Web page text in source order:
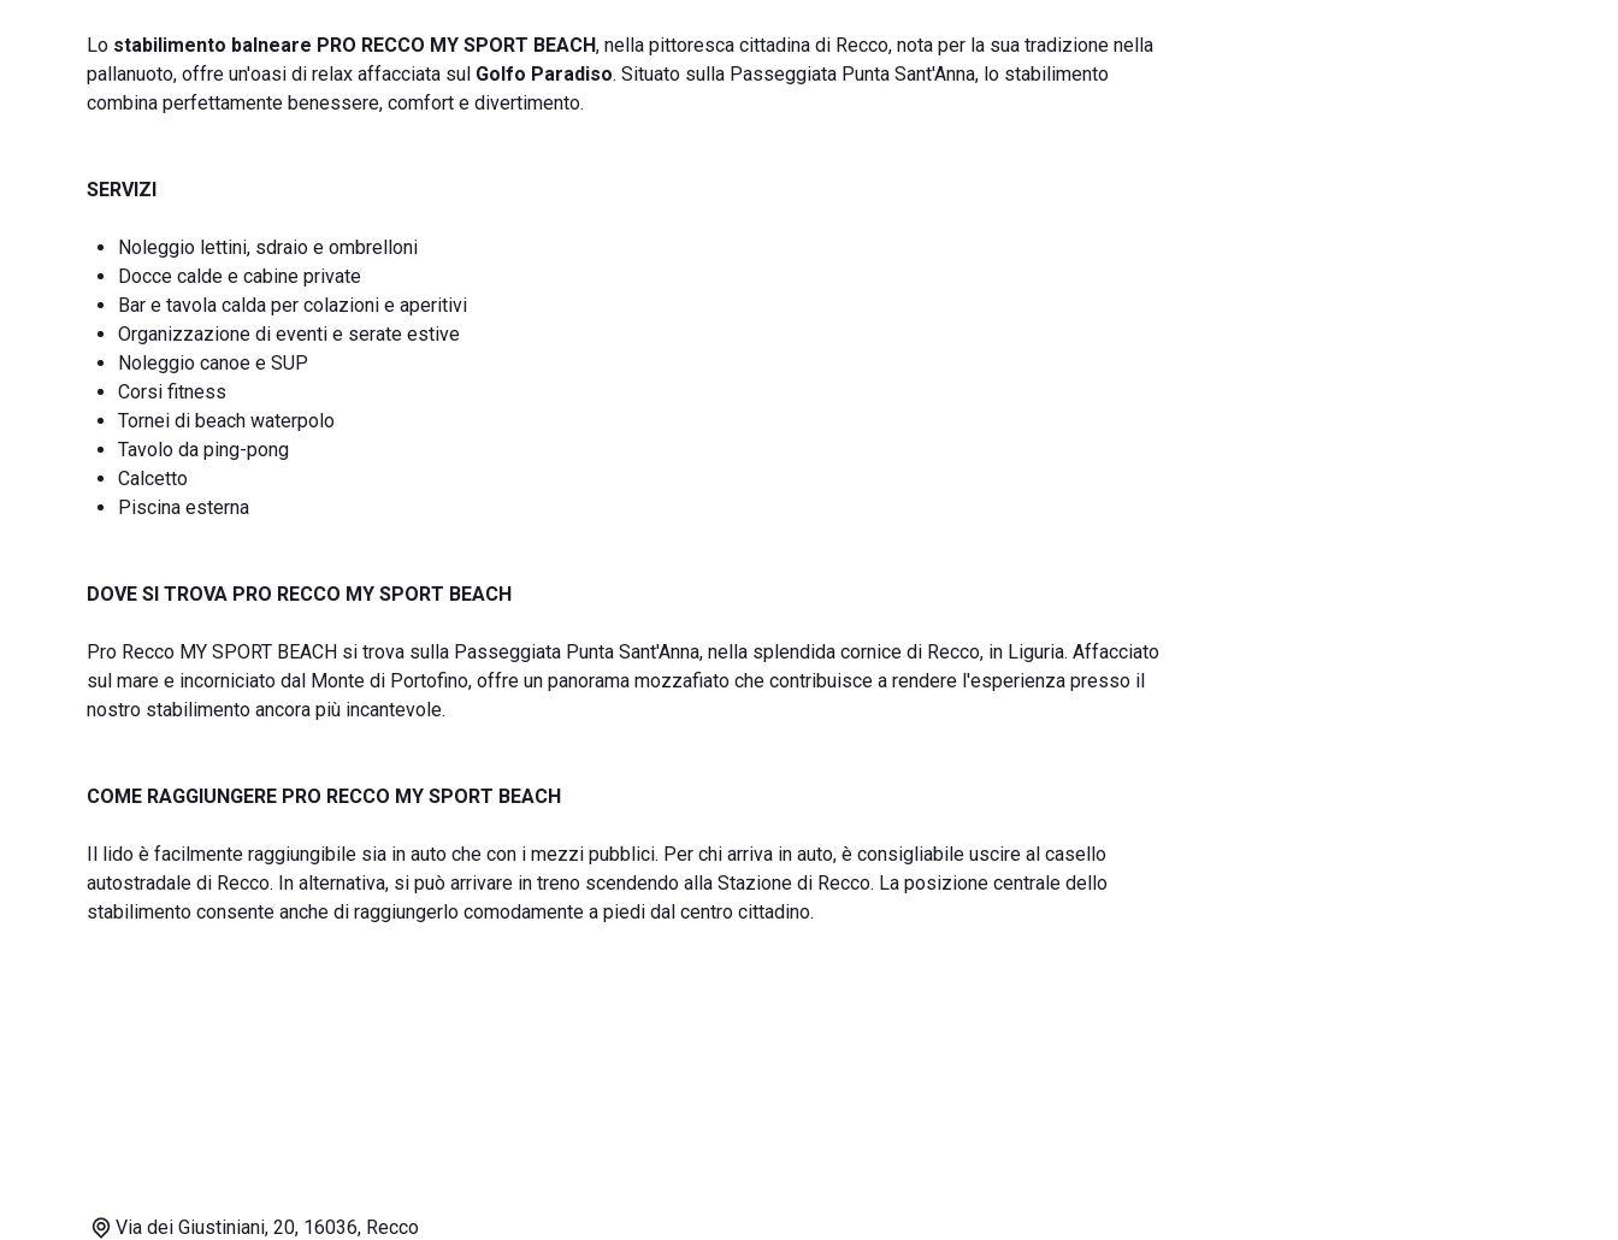
Lo stabilimento balneare PRO RECCO MY SPORT BEACH, nella pittoresca cittadina di Recco, nota per la sua tradizione nella
pallanuoto, offre un'oasi di relax affacciata sul Golfo Paradiso. Situato sulla Passeggiata Punta Sant'Anna, lo stabilimento
combina perfettamente benessere, comfort e divertimento.
SERVIZI
Noleggio lettini, sdraio e ombrelloni
Docce calde e cabine private
Bar e tavola calda per colazioni e aperitivi
Organizzazione di eventi e serate estive
Noleggio canoe e SUP
Corsi fitness
Tornei di beach waterpolo
Tavolo da ping-pong
Calcetto
Piscina esterna
DOVE SI TROVA PRO RECCO MY SPORT BEACH
Pro Recco MY SPORT BEACH si trova sulla Passeggiata Punta Sant'Anna, nella splendida cornice di Recco, in Liguria. Affacciato
sul mare e incorniciato dal Monte di Portofino, offre un panorama mozzafiato che contribuisce a rendere l'esperienza presso il
nostro stabilimento ancora più incantevole.
COME RAGGIUNGERE PRO RECCO MY SPORT BEACH
Il lido è facilmente raggiungibile sia in auto che con i mezzi pubblici. Per chi arriva in auto, è consigliabile uscire al casello
autostradale di Recco. In alternativa, si può arrivare in treno scendendo alla Stazione di Recco. La posizione centrale dello
stabilimento consente anche di raggiungerlo comodamente a piedi dal centro cittadino.
Via dei Giustiniani, 20, 16036, Recco